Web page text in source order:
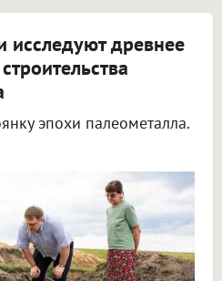
исследуют древнее
эпохи палеометалла.